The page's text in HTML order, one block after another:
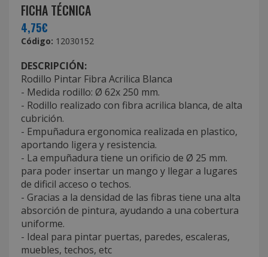
FICHA TÉCNICA
4,75€
Código: 12030152
DESCRIPCIÓN:
Rodillo Pintar Fibra Acrilica Blanca
- Medida rodillo: Ø 62x 250 mm.
- Rodillo realizado con fibra acrilica blanca, de alta
cubrición.
- Empuñadura ergonomica realizada en plastico,
aportando ligera y resistencia.
- La empuñadura tiene un orificio de Ø 25 mm.
para poder insertar un mango y llegar a lugares
de dificil acceso o techos.
- Gracias a la densidad de las fibras tiene una alta
absorción de pintura, ayudando a una cobertura
uniforme.
- Ideal para pintar puertas, paredes, escaleras,
muebles, techos, etc